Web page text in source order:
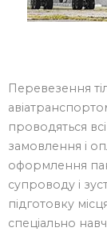
Перевезення
проводяться
замовлення і
оформлення
супроводу і
підготовку
спеціально